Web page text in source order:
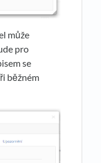
může
pro
se
běžném